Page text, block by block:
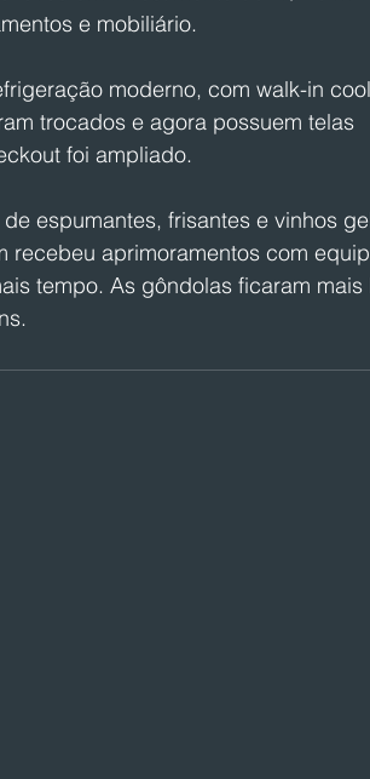
e mobiliário.
moderno, com walk-in
trocados e agora possuem telas
foi ampliado.
espumantes, frisantes e vinhos
recebeu aprimoramentos com
tempo. As gôndolas ficaram mais